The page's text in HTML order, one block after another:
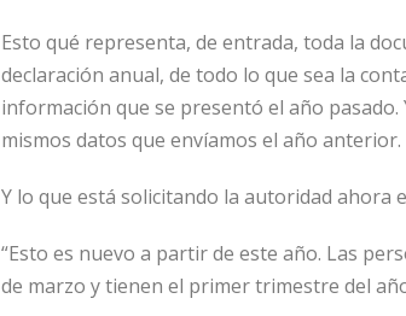
Esto qué representa, de entrada, toda la
declaración anual, de todo lo que sea la
información que se presentó el año
mismos datos que envíamos el año anterior.
Y lo que está solicitando la autoridad ahora
“Esto es nuevo a partir de este año. Las
de marzo y tienen el primer trimestre del